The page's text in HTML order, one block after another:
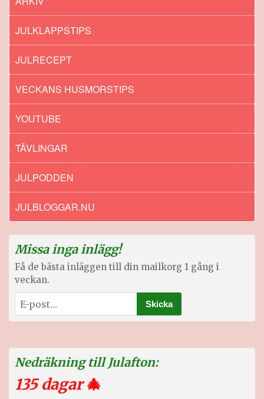
JULKLAPPSTIPS
JULRECEPT
VECKANS HUSMORSTIPS
YOUTUBE
TÄVLINGAR
JULPODDEN
JULBLOGGAR.NU
Missa inga inlägg!
Få de bästa inläggen till din mailkorg 1 gång i
veckan.
Nedräkning till Julafton:
135 dagar🎄